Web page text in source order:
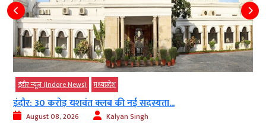
इंदौर न्यूज़ (Indore News) मध्‍यप्रदेश
इंदौर: 30 करोड़ यशवंत क्लब की नई सदस्यता...
August 08, 2026 Kalyan Singh